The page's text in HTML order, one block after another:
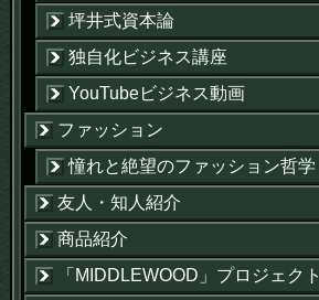
坪井式資本論
独自化ビジネス講座
YouTubeビジネス動画
ファッション
憧れと絶望のファッション哲学
友人・知人紹介
商品紹介
「MIDDLEWOOD」プロジェクト